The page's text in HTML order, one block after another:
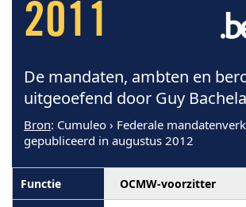
2011
De mandaten, ambten en
uitgeoefend door Guy
Bron: Cumuleo › Federale
gepubliceerd in augustus 2012
OCMW-voorzitter